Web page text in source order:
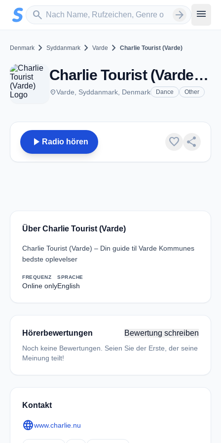
Zum Hauptinhalt springen
search
Sender suchen arrow_forward menu
Denmark chevron_right Syddanmark chevron_right Varde chevron_right Charlie Tourist (Varde)
Charlie Tourist (Varde) - Varde
placeVarde, Syddanmark, Denmark Dance Other
play_arrow Radio hören favorite share
Über Charlie Tourist (Varde)
Charlie Tourist (Varde) – Din guide til Varde Kommunes
bedste oplevelser
FREQUENZ
Online only
SPRACHE
English
Hörerbewertungen Bewertung schreiben
Noch keine Bewertungen. Seien Sie der Erste, der seine
Meinung teilt!
Kontakt
languagewww.charlie.nu